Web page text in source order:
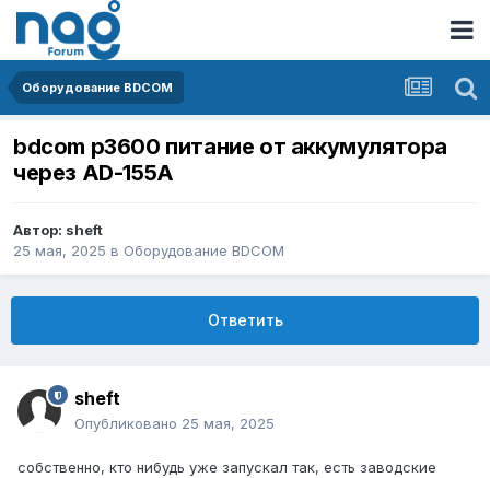
Оборудование BDCOM
bdcom p3600 питание от аккумулятора
через AD-155A
Автор: sheft
25 мая, 2025 в Оборудование BDCOM
Ответить
sheft
Опубликовано 25 мая, 2025
собственно, кто нибудь уже запускал так, есть заводские